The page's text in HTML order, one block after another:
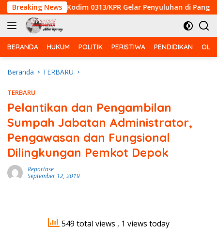
Langsung
ke
konten
Breaking News
129 Kodim 0313/KPR Gelar Penyuluhan di Pangkalan Terap
BERANDA HUKUM POLITIK PERISTIWA PENDIDIKAN
Beranda TERBARU
TERBARU
Pelantikan dan Pengambilan
Sumpah Jabatan Administrator,
Pengawasan dan Fungsional
Dilingkungan Pemkot Depok
Reportase
September 12, 2019
549 total views , 1 views today